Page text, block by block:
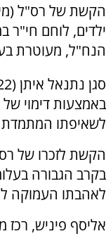
ילדים, לוחם חי"ר
הנח"ל, מעוטרת
באמצעות דימוי של
לשאיפתו
בקרב הגבורה
לאהבתו העמוקה
אליסף פיניש, רכז